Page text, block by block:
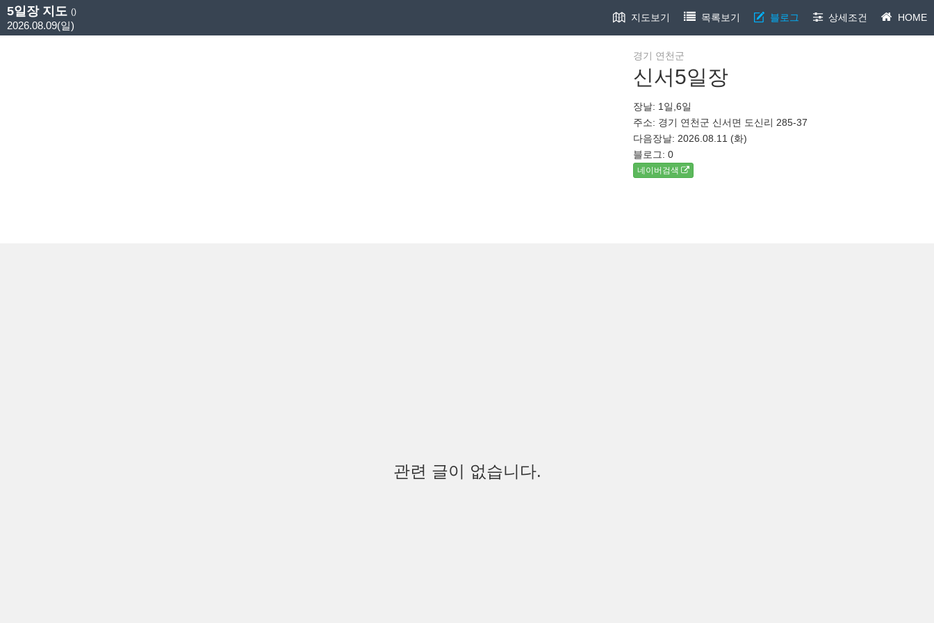
5일장 지도 ()
2026.08.09(일)
지도보기 목록보기 블로그 상세조건 HOME
경기 연천군
신서5일장
장날: 1일,6일
주소: 경기 연천군 신서면 도신리 285-37
다음장날: 2026.08.11 (화)
블로그: 0
네이버검색
관련 글이 없습니다.